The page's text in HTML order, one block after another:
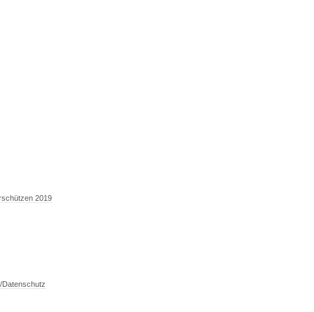
2019
Datenschutz